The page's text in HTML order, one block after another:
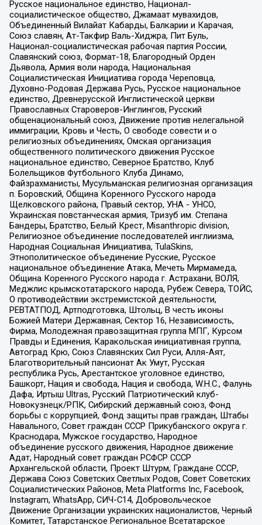
Русское национальное единство, Национал-
социалистическое общество, Джамаат мувахидов,
Объединенный Вилайат Кабарды, Балкарии и Карачая,
Союз славян, Ат-Такфир Валь-Хиджра, Пит Буль,
Национал-социалистическая рабочая партия России,
Славянский союз, Формат-18, Благородный Орден
Дьявола, Армия воли народа, Национальная
Социалистическая Инициатива города Череповца,
Духовно-Родовая Держава Русь, Русское национальное
единство, Древнерусской Инглистической церкви
Православных Староверов-Инглингов, Русский
общенациональный союз, Движение против нелегальной
иммиграции, Кровь и Честь, О свободе совести и о
религиозных объединениях, Омская организация
общественного политического движения Русское
национальное единство, Северное Братство, Клуб
Болельщиков Футбольного Клуба Динамо,
Файзрахманисты, Мусульманская религиозная организация
п. Боровский, Община Коренного Русского народа
Щелковского района, Правый сектор, УНА - УНСО,
Украинская повстанческая армия, Тризуб им. Степана
Бандеры, Братство, Белый Крест, Misanthropic division,
Религиозное объединение последователей инглиизма,
Народная Социальная Инициатива, TulaSkins,
Этнополитическое объединение Русские, Русское
национальное объединение Атака, Мечеть Мирмамеда,
Община Коренного Русского народа г. Астрахани, ВОЛЯ,
Меджлис крымскотатарского народа, Рубеж Севера, ТОЙС,
О противодействии экстремистской деятельности,
РЕВТАТПОД, Артподготовка, Штольц, В честь иконы
Божией Матери Державная, Сектор 16, Независимость,
Фирма, Молодежная правозащитная группа МПГ, Курсом
Правды и Единения, Каракольская инициативная группа,
Автоград Крю, Союз Славянских Сил Руси, Алля-Аят,
Благотворительный пансионат Ак Умут, Русская
республика Русь, Арестантское уголовное единство,
Башкорт, Нация и свобода, Нация и свобода, W.H.С., Фалунь
Дафа, Иртыш Ultras, Русский Патриотический клуб-
Новокузнецк/РПК, Сибирский державный союз, Фонд
борьбы с коррупцией, Фонд защиты прав граждан, Штабы
Навального, Совет граждан СССР Прикубанского округа г.
Краснодара, Мужское государство, Народное
объединение русского движения, Народное движение
Адат, Народный совет граждан РСФСР СССР
Архангельской области, Проект Штурм, Граждане СССР,
Держава Союз Советских Светлых Родов, Совет Советских
Социалистических Районов, Meta Platforms Inc, Facebook,
Instagram, WhatsApp, СИЧ-С14, Добровольческое
Движение Организации украинских националистов, Черный
Комитет, Татарстанское Региональное Всетатарское